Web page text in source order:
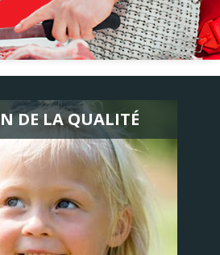
DE LA QUALITÉ